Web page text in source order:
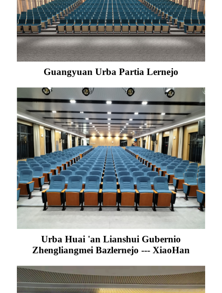
Guangyuan Urba Partia Lernejo
Urba Huai 'an Lianshui Gubernio
Zhengliangmei Bazlernejo --- XiaoHan